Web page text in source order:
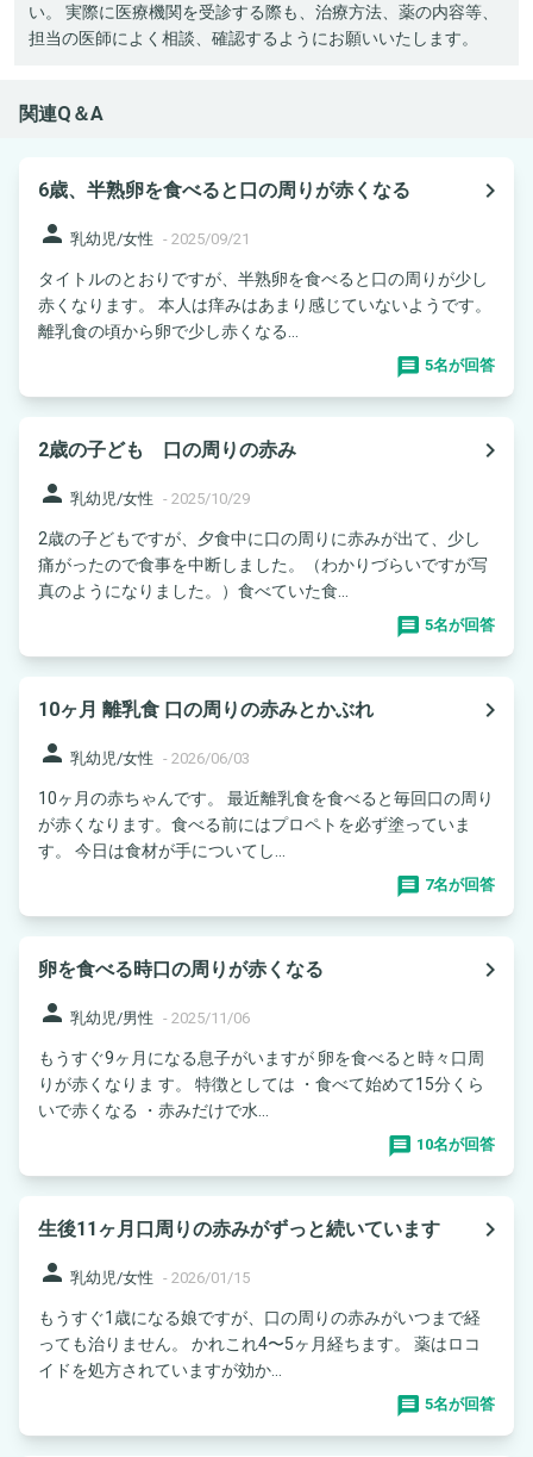
い。 実際に医療機関を受診する際も、治療方法、薬の内容等、
担当の医師によく相談、確認するようにお願いいたします。
関連Q＆A
6歳、半熟卵を食べると口の周りが赤くなる
navigate_next
person 乳幼児/女性 - 2025/09/21
タイトルのとおりですが、半熟卵を食べると口の周りが少し
赤くなります。 本人は痒みはあまり感じていないようです。
離乳食の頃から卵で少し赤くなる...
5名が回答
2歳の子ども 口の周りの赤み
navigate_next
person 乳幼児/女性 - 2025/10/29
2歳の子どもですが、夕食中に口の周りに赤みが出て、少し
痛がったので食事を中断しました。（わかりづらいですが写
真のようになりました。）食べていた食...
5名が回答
10ヶ月 離乳食 口の周りの赤みとかぶれ
navigate_next
person 乳幼児/女性 - 2026/06/03
10ヶ月の赤ちゃんです。 最近離乳食を食べると毎回口の周り
が赤くなります。食べる前にはプロペトを必ず塗っていま
す。 今日は食材が手についてし...
7名が回答
卵を食べる時口の周りが赤くなる
navigate_next
person 乳幼児/男性 - 2025/11/06
もうすぐ9ヶ月になる息子がいますが 卵を食べると時々口周
りが赤くなりま す。 特徴としては ・食べて始めて15分くら
いで赤くなる ・赤みだけで水...
10名が回答
生後11ヶ月口周りの赤みがずっと続いています
navigate_next
person 乳幼児/女性 - 2026/01/15
もうすぐ1歳になる娘ですが、口の周りの赤みがいつまで経
っても治りません。 かれこれ4〜5ヶ月経ちます。 薬はロコ
イドを処方されていますが効か...
5名が回答